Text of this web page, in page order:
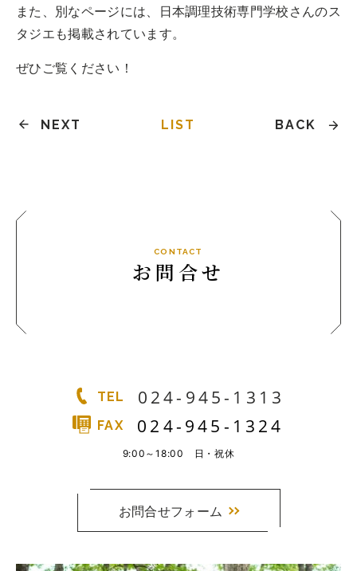
ケータリング
トップ
実例一覧
お問合せ
トップ
また、別なページには、日本調理技術専門学校さんのス
タジエも掲載されています。
ぜひご覧ください！
BACK
LIST
NEXT
CONTACT
お問合せ
TEL 024-945-1313
FAX 024-945-1324
9:00～18:00 日・祝休
お問合せフォーム